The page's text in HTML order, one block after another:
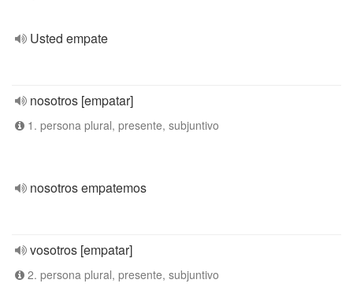
Usted empate
nosotros [empatar]
1. persona plural, presente, subjuntivo
nosotros empatemos
vosotros [empatar]
2. persona plural, presente, subjuntivo